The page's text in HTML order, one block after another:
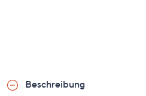
Beschreibung